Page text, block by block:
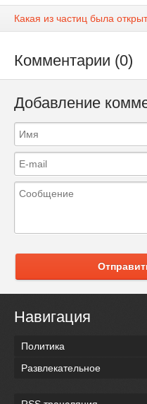
Какая из частиц была
Комментарии (0)
Добавление
Навигация
Политика
Развлекательное